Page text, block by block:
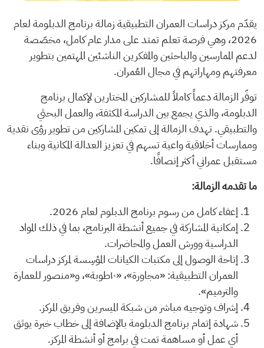
يقدّم مركز دراسات العمران التطبيقية زمالة برنامج الدبلومة لعام
2026، وهي فرصة تعلم تمتد على مدار عام كامل، مخصّصة
لدعم الممارسين والباحثين والمفكرين الناشئين المهتمين بتطوير
معرفتهم ومهاراتهم في مجال العُمران.
توفّر الزمالة دعماً كاملاً للمشاركين المختارين لإكمال برنامج
الدبلومة، والذي يجمع بين الدراسة المكثفة، والعمل البحثي
والتطبيقي. تهدف الزمالة إلى تمكين المشاركين من تطوير رؤى نقدية
وممارسات أخلاقية واعية تسهم في تعزيز العدالة المكانية وبناء
مستقبل عمراني أكثر إنصافًا.
ما تقدمه الزمالة:
إعفاء كامل من رسوم برنامج الدبلوم لعام 2026.
إمكانية المشاركة في جميع أنشطة البرنامج، بما في ذلك المواد
الدراسية وورش العمل والمحاضرات.
إتاحة الوصول إلى مكتبات الكيانات المؤسِسة لمركز دراسات
العمران التطبيقية: «مجاورة»، «١٠طوبة»، و«منصور للعمارة
والترميم».
إشراف وتوجيه مباشر من شبكة الميسرين وفريق المركز.
شهادة إتمام برنامج الدبلومة بالإضافة إلى خطاب خبرة يوثق
أي عمل أو مساهمة تمت في برامج أو أنشطة المركز.